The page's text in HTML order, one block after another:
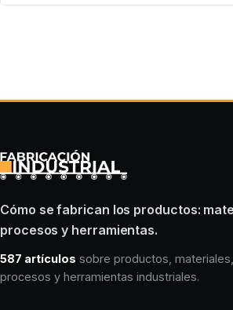
Cómo se fabrican los productos:
procesos y herramientas.
587 artículos sobre productos, materiales,
procesos y herramientas industriales.